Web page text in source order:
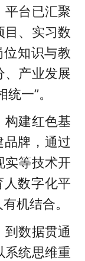
平台已汇聚
目、实习数
知识与教
、产业发展
一”。
构建红色基
品牌，通过
实等技术开
人数字化平
机结合。
到数据贯通
系统思维重